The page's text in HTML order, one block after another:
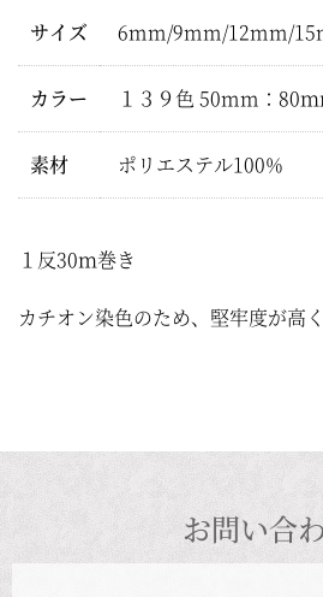
サイズ 6mm/9mm/12mm/
カラー １３９色 50mm：80
素材 ポリエステル100%
１反30ｍ巻き
カチオン染色のため、堅牢度が高
お問い合